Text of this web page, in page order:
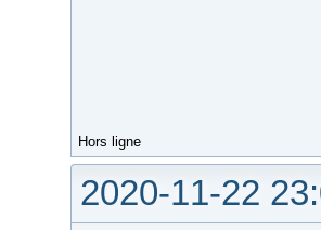
Hors ligne
2020-11-22